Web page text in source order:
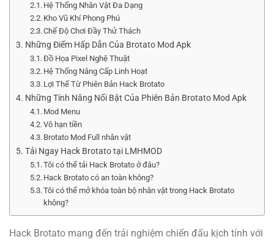
Hệ Thống Nhân Vật Đa Dạng
Kho Vũ Khí Phong Phú
Chế Độ Chơi Đầy Thử Thách
Những Điểm Hấp Dẫn Của Brotato Mod Apk
Đồ Họa Pixel Nghệ Thuật
Hệ Thống Nâng Cấp Linh Hoạt
Lợi Thế Từ Phiên Bản Hack Brotato
Những Tính Năng Nổi Bật Của Phiên Bản Brotato Mod Apk
Mod Menu
Vô hạn tiền
Brotato Mod Full nhân vật
Tải Ngay Hack Brotato tại LMHMOD
Tôi có thể tải Hack Brotato ở đâu?
Hack Brotato có an toàn không?
Tôi có thể mở khóa toàn bộ nhân vật trong Hack Brotato
không?
Hack Brotato mang đến trải nghiệm chiến đấu kịch tính với